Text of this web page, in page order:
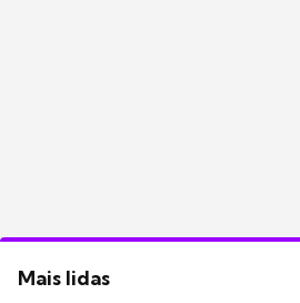
Mais lidas